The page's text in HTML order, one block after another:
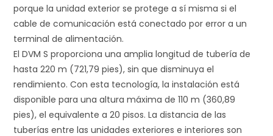
porque la unidad exterior se protege a sí misma si el
cable de comunicación está conectado por error a un
terminal de alimentación.
El DVM S proporciona una amplia longitud de tubería de
hasta 220 m (721,79 pies), sin que disminuya el
rendimiento. Con esta tecnología, la instalación está
disponible para una altura máxima de 110 m (360,89
pies), el equivalente a 20 pisos. La distancia de las
tuberías entre las unidades exteriores e interiores son